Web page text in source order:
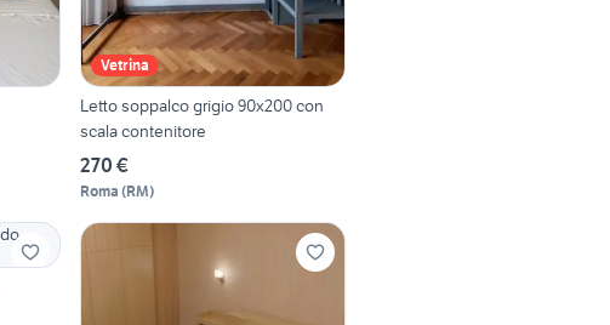
Vetrina
Letto soppalco grigio 90x200 con
scala contenitore
270 €
Roma (RM)